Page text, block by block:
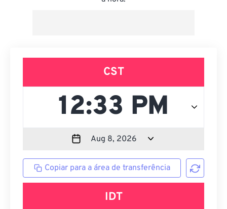
CST
Copiar para a área de transferência
IDT